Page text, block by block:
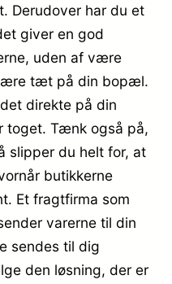
Derudover har du et
giver en god
uden af være
tæt på din bopæl.
direkte på din
toget. Tænk også på,
slipper du helt for, at
butikkerne
Et fragtfirma som
varerne til din
sendes til dig
den løsning, der er